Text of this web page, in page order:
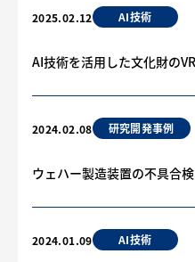
2025.02.12 AI技術
AI技術を活用した文化財の
2024.02.08 研究開発事例
ウェハー製造装置の不具合
2024.01.09 AI技術